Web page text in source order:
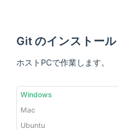
Git のインストール
ホストPCで作業します。
Windows
Mac
Ubuntu